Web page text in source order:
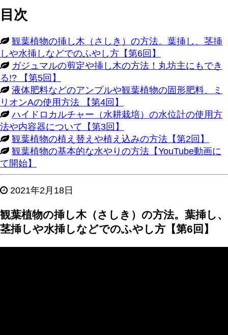
目次
観葉植物の挿し木（さしき）の方法。葉挿し、茎挿
しや水挿しなどでのふやし方【第6回】
ガジュマルの剪定や挿し木の方法！丸坊主にもでき
る!? 【第5回】
液体肥料などのアンプルや観葉植物の固形肥料、ミ
リオンAの使用方法 【第4回】
ハイドロカルチャー（水耕栽培）の水位計の使用方
法や内容器について【第3回】
観葉植物の植え替えや植え込みの方法【第2回】
観葉植物の基本的な水やりの方法【YouTube動画に
て開始】
2021年2月18日
観葉植物の挿し木（さしき）の方法。葉挿し、
茎挿しや水挿しなどでのふやし方【第6回】